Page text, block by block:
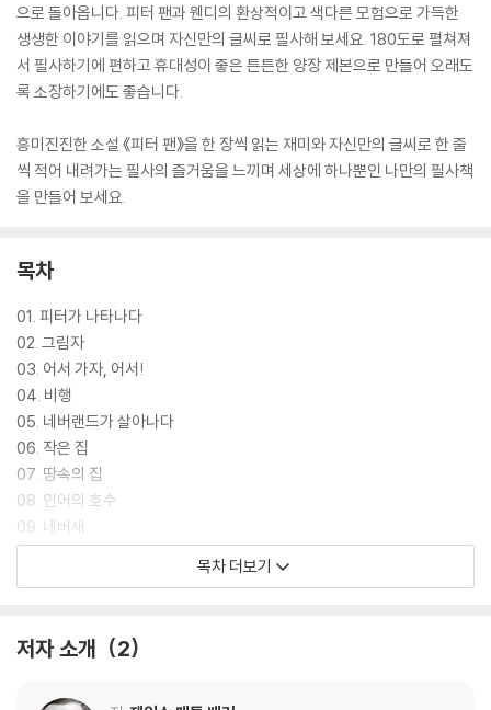
으로 돌아옵니다. 피터 팬과 웬디의 환상적이고 색다른 모험으로 가득한
생생한 이야기를 읽으며 자신만의 글씨로 필사해 보세요. 180도로 펼쳐져
서 필사하기에 편하고 휴대성이 좋은 튼튼한 양장 제본으로 만들어 오래도
록 소장하기에도 좋습니다.
흥미진진한 소설 《피터 팬》을 한 장씩 읽는 재미와 자신만의 글씨로 한 줄
씩 적어 내려가는 필사의 즐거움을 느끼며 세상에 하나뿐인 나만의 필사책
을 만들어 보세요.
목차
01. 피터가 나타나다
02. 그림자
03. 어서 가자, 어서!
04. 비행
05. 네버랜드가 살아나다
06. 작은 집
07. 땅속의 집
08. 인어의 호수
09. 네버새
10. 행복한 집
14. 해적선
목차 더보기
저자 소개 2